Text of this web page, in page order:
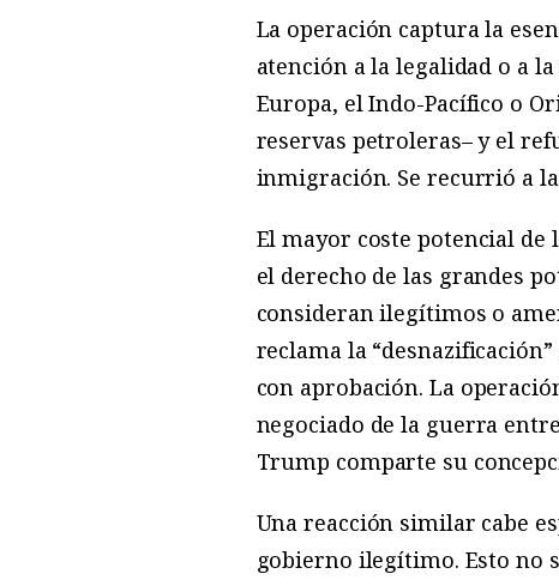
La operación captura la
atención a la legalidad o a
Europa, el Indo-Pacífico o
reservas petroleras– y el
inmigración. Se recurrió a
El mayor coste potencial de
el derecho de las grandes
consideran ilegítimos o
reclama la
con aprobación. La
negociado de la guerra
Trump comparte su
Una reacción similar cabe
gobierno ilegítimo. Esto no